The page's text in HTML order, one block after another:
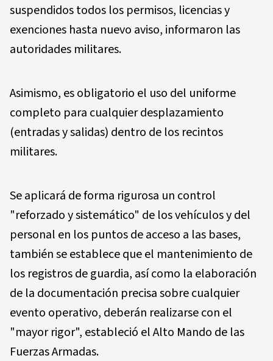
suspendidos todos los permisos, licencias y
exenciones hasta nuevo aviso, informaron las
autoridades militares.
Asimismo, es obligatorio el uso del uniforme
completo para cualquier desplazamiento
(entradas y salidas) dentro de los recintos
militares.
Se aplicará de forma rigurosa un control
"reforzado y sistemático" de los vehículos y del
personal en los puntos de acceso a las bases,
también se establece que el mantenimiento de
los registros de guardia, así como la elaboración
de la documentación precisa sobre cualquier
evento operativo, deberán realizarse con el
"mayor rigor", estableció el Alto Mando de las
Fuerzas Armadas.